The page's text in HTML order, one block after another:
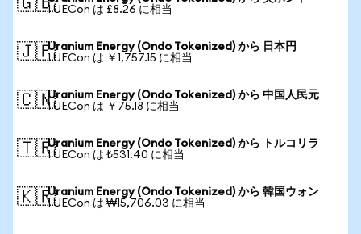
🇬🇧1 UECon は £8.26 に相当
🇯🇵Uranium Energy (Ondo Tokenized) から 日本円
1 UECon は ￥1,757.15 に相当
🇨🇳Uranium Energy (Ondo Tokenized) から 中国人民元
1 UECon は ￥75.18 に相当
🇹🇷Uranium Energy (Ondo Tokenized) から トルコリラ
1 UECon は ₺531.40 に相当
🇰🇷Uranium Energy (Ondo Tokenized) から 韓国ウォン
1 UECon は ₩15,706.03 に相当